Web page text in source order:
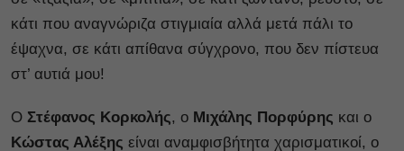
κάτι που αναγνώριζα στιγμιαία αλλά μετά πάλι το
έψαχνα, σε κάτι απίθανα σύγχρονο, που δεν πίστευα
στ’ αυτιά μου!
Ο Στέφανος Κορκολής, ο Μιχάλης Πορφύρης και ο
Κώστας Αλέξης είναι αναμφισβήτητα χαρισματικοί, ο